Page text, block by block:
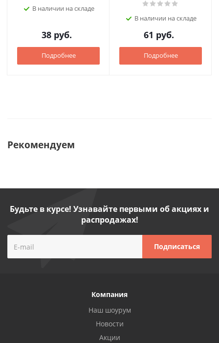
В наличии на складе
38 руб.
Подробнее
В наличии на складе
61 руб.
Подробнее
Рекомендуем
Будьте в курсе! Узнавайте первыми об акциях и
распродажах!
Компания
Наш шоурум
Новости
Акции